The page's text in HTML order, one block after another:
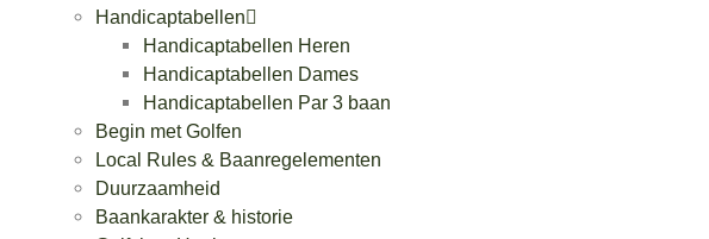
Handicaptabellen
Handicaptabellen Heren
Handicaptabellen Dames
Handicaptabellen Par 3 baan
Begin met Golfen
Local Rules & Baanregelementen
Duurzaamheid
Baankarakter & historie